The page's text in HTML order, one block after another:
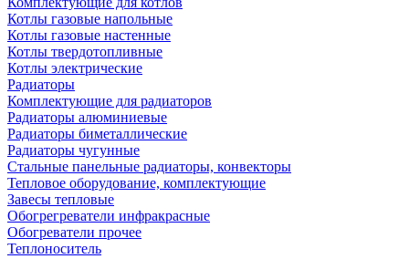
Котлы газовые напольные
Котлы газовые настенные
Котлы твердотопливные
Котлы электрические
Радиаторы
Комплектующие для радиаторов
Радиаторы алюминиевые
Радиаторы биметаллические
Радиаторы чугунные
Стальные панельные радиаторы, конвекторы
Тепловое оборудование, комплектующие
Завесы тепловые
Обогрегреватели инфракрасные
Обогреватели прочее
Теплоноситель